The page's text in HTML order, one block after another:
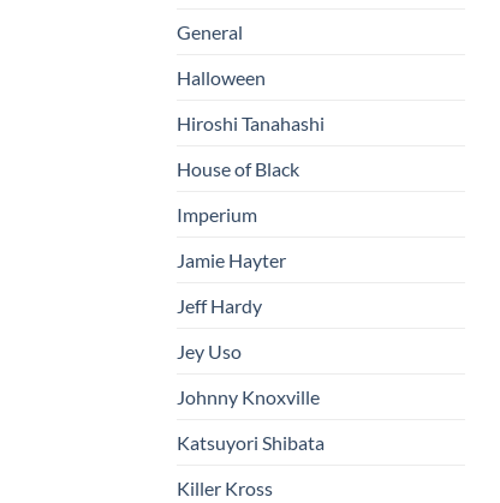
General
Halloween
Hiroshi Tanahashi
House of Black
Imperium
Jamie Hayter
Jeff Hardy
Jey Uso
Johnny Knoxville
Katsuyori Shibata
Killer Kross